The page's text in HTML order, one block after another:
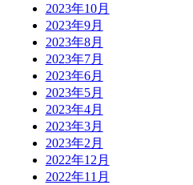
2023年10月
2023年9月
2023年8月
2023年7月
2023年6月
2023年5月
2023年4月
2023年3月
2023年2月
2022年12月
2022年11月